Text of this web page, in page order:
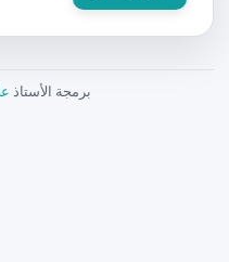
برمجة الأستاذ